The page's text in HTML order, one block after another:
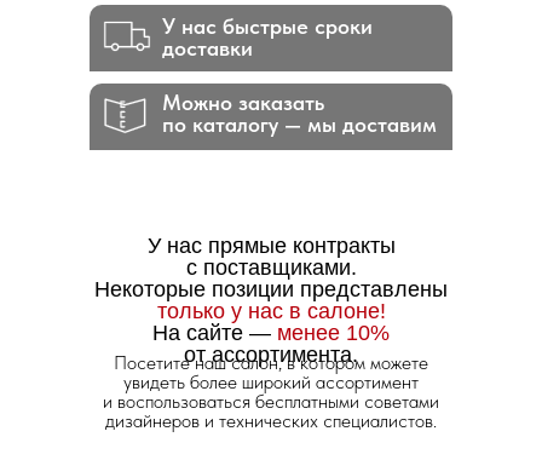
Можно заказать
по каталогу — мы доставим
У нас быстрые сроки
доставки
У нас прямые контракты
с поставщиками.
Некоторые позиции представлены
только у нас в салоне!
На сайте — менее 10%
от ассортимента.
Посетите наш салон, в котором можете
увидеть более широкий ассортимент
и воспользоваться бесплатными советами
дизайнеров и технических специалистов.